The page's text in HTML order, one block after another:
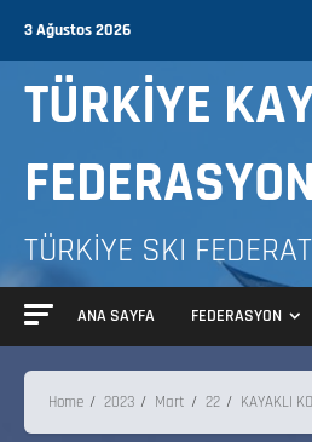
3 Ağustos 2026
TÜRKİYE
TÜRKİYE SKI
ANA SAYFA FEDERASYON
Home 2023 Mart 22 KAYAKLI